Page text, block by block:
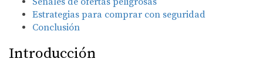
Estrategias para comprar con seguridad
Conclusión
Introducción